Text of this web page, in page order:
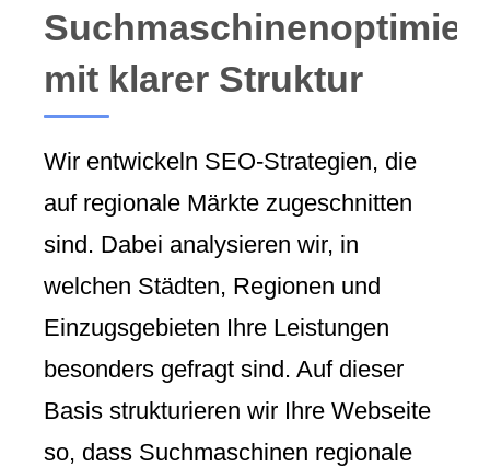
mit klarer Struktur
Wir entwickeln SEO-Strategien, die
auf regionale Märkte zugeschnitten
sind. Dabei analysieren wir, in
welchen Städten, Regionen und
Einzugsgebieten Ihre Leistungen
besonders gefragt sind. Auf dieser
Basis strukturieren wir Ihre Webseite
so, dass Suchmaschinen regionale